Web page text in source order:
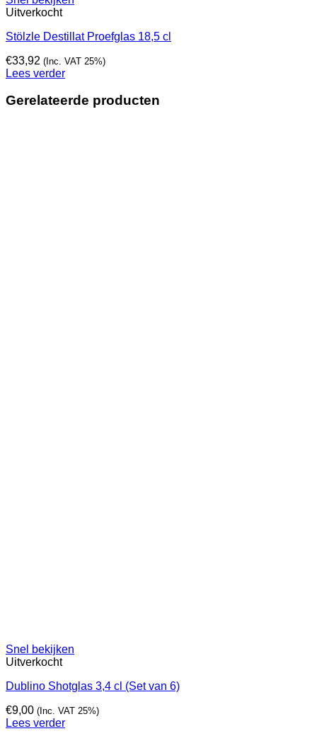
Uitverkocht
Stölzle Destillat Proefglas 18,5 cl
€33,92 (Inc. VAT 25%)
Lees verder
Gerelateerde producten
Snel bekijken
Uitverkocht
Dublino Shotglas 3,4 cl (Set van 6)
€9,00 (Inc. VAT 25%)
Lees verder